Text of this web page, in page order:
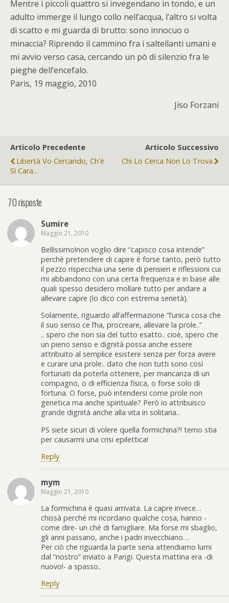
Mentre i piccoli quattro si invegendano in tondo, e un
adulto immerge il lungo collo nell’acqua, l’altro si volta
di scatto e mi guarda di brutto: sono innocuo o
minaccia? Riprendo il cammino fra i saltellanti umani e
mi avvio verso casa, cercando un pò di silenzio fra le
pieghe dell’encefalo.
Paris, 19 maggio, 2010
Jiso Forzani
Articolo Precedente
Libertà Vo Cercando, Ch'è
Sì Cara...
Articolo Successivo
Chi Lo Cerca Non Lo Trova
70 risposte
Sumire
Maggio 21, 2010
Bellissimo!non voglio dire “capisco cosa intende”
perchè pretendere di capire è forse tanto, però tutto
il pezzo rispecchia una serie di pensieri e riflessioni cui
mi abbandono con una certa frequenza e in base alle
quali spesso desidero mollare tutto per andare a
allevare capre (lo dico con estrema serietà).
Solamente, riguardo all’affermazione “l’unica cosa che
il suo senso ce l’ha, procreare, allevare la prole..”
.. spero che non sia del tutto esatto.. cioè, spero che
un pieno senso e dignità possa anche essere
attribuito al semplice esistere senza per forza avere
e curare una prole.. dato che non tutti sono così
fortunati da poterla ottenere, per mancanza di un
compagno, o di efficienza fisica, o forse solo di
fortuna. O forse, può intendersi come prole non
genetica ma anche spirituale? Però io attribuisco
grande dignità anche alla vita in solitaria..
PS siete sicuri di volere quella formichina?! temo stia
per causarmi una crisi epilettica!
Reply
mym
Maggio 21, 2010
La formichina è quasi arrivata. La capre invece…
chissà perché mi ricordano qualche cosa, hanno -
come dire- un ché di famigliare. Ma forse mi sbaglio,
gli anni passano, anche i padri invecchiano…
Per ciò che riguarda la parte seria attendiamo lumi
dal “nostro” inviato a Parigi. Questa mattina era -di
nuovo!- a spasso..
Reply